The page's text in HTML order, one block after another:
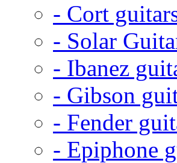
- Cort
- Solar
- Ibanez
- Gibson
- Fender
- Epiphone